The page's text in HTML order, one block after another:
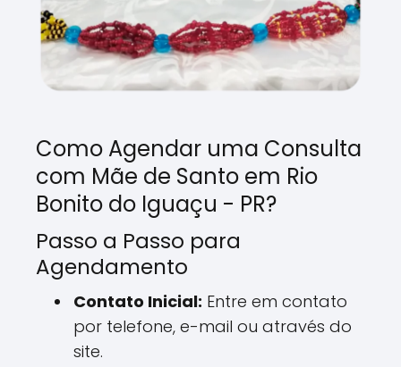
Como Agendar uma Consulta
com Mãe de Santo em Rio
Bonito do Iguaçu - PR?
Passo a Passo para
Agendamento
Contato Inicial: Entre em contato
por telefone, e-mail ou através do
site.